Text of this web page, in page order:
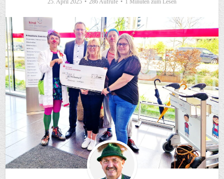
25. April 2025 286 Aufrufe 1 Minuten zum Lesen